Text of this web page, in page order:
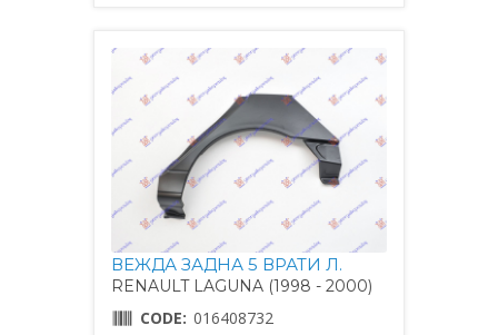
ВЕЖДА ЗАДНА 5 ВРАТИ Л.
RENAULT LAGUNA (1998 - 2000)
CODE: 016408732